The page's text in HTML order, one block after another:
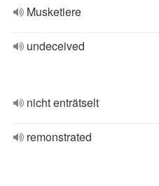
Musketiere
undeceived
nicht enträtselt
remonstrated